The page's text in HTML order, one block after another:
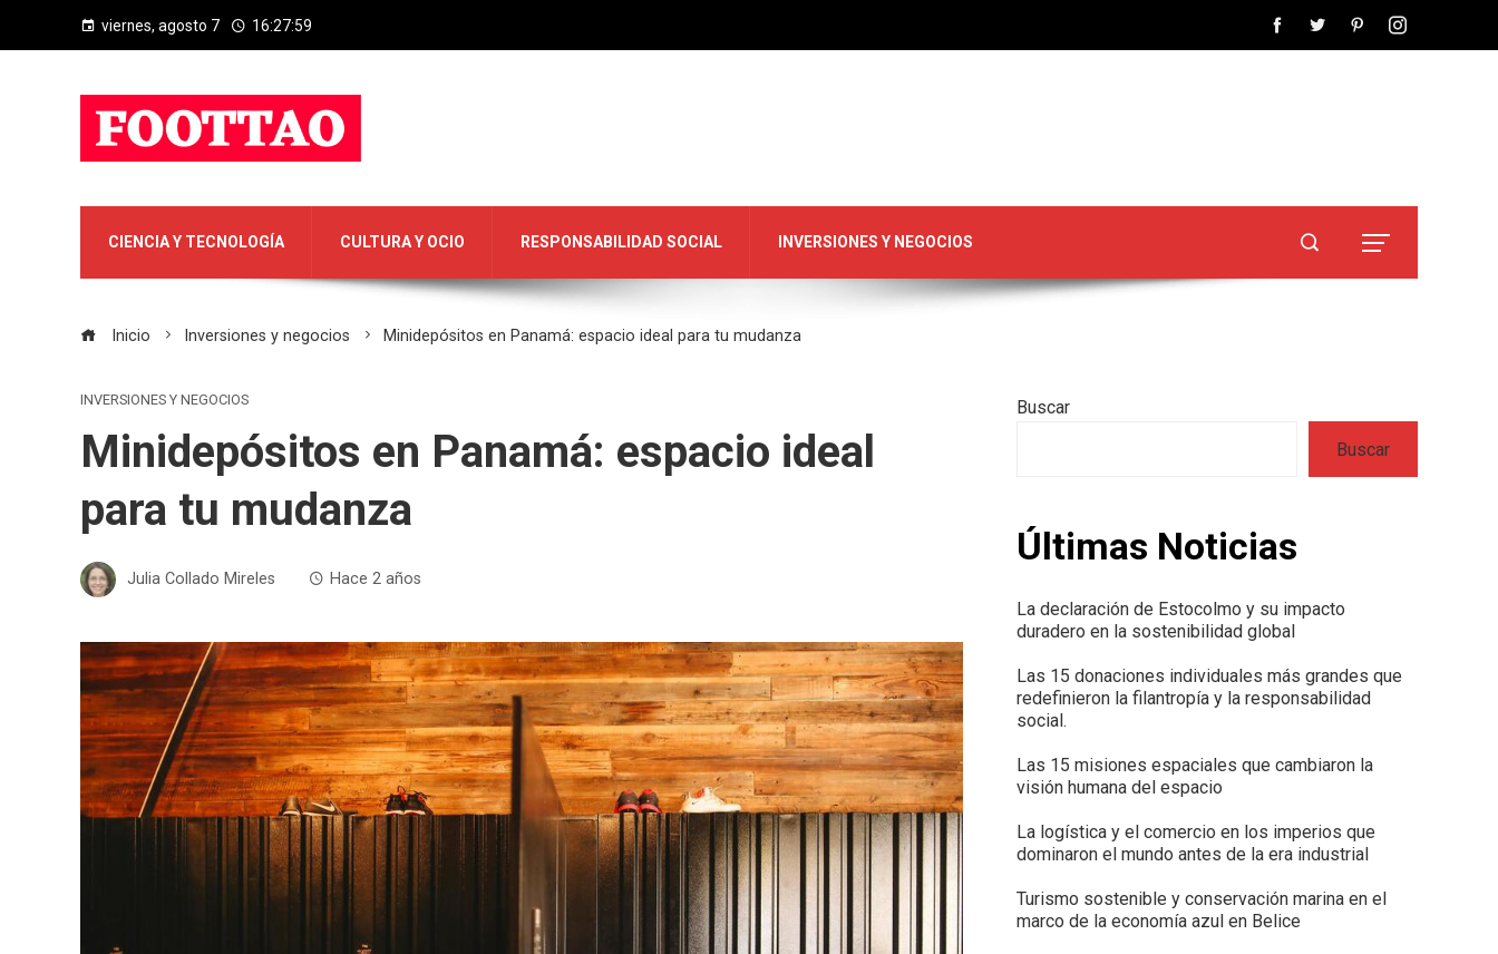
viernes, agosto 7 16:28:00
CIENCIA Y TECNOLOGÍA CULTURA Y OCIO RESPONSABILIDAD SOCIAL INVERSIONES Y NEGOCIOS
Inicio Inversiones y negocios Minidepósitos en Panamá: espacio ideal para tu mudanza
INVERSIONES Y NEGOCIOS
Minidepósitos en Panamá: espacio ideal
para tu mudanza
Julia Collado Mireles Hace 2 años
Buscar
Buscar
Últimas Noticias
La declaración de Estocolmo y su impacto
duradero en la sostenibilidad global
Las 15 donaciones individuales más grandes que
redefinieron la filantropía y la responsabilidad
social.
Las 15 misiones espaciales que cambiaron la
visión humana del espacio
La logística y el comercio en los imperios que
dominaron el mundo antes de la era industrial
Turismo sostenible y conservación marina en el
marco de la economía azul en Belice